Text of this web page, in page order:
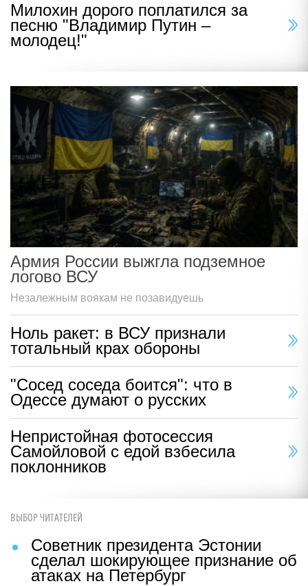
Милохин дорого поплатился за
песню "Владимир Путин –
молодец!"
Армия России выжгла подземное
логово ВСУ
Незалежным воякам не позавидуешь
Ноль ракет: в ВСУ признали
тотальный крах обороны
"Сосед соседа боится": что в
Одессе думают о русских
Непристойная фотосессия
Самойловой с едой взбесила
поклонников
ВЫБОР ЧИТАТЕЛЕЙ
Советник президента Эстонии
сделал шокирующее признание об
атаках на Петербург